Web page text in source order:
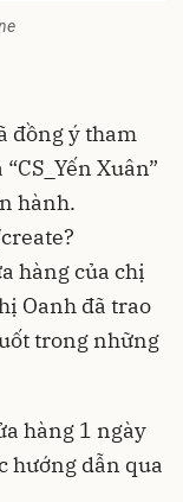
đồng ý tham
Xuân”
hành.
hàng của chị
Oanh đã trao
trong những
hàng 1 ngày
hướng dẫn qua